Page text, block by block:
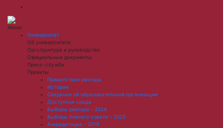
Меню
Университет
Об университете
Оргструктура и руководство
Официальные документы
Пресс-служба
Проекты
Приветствие ректора
История
Сведения об образовательной организации
Доступная среда
Выборы ректора - 2024
Выборы Ученого совета – 2023
Аккредитация - 2019